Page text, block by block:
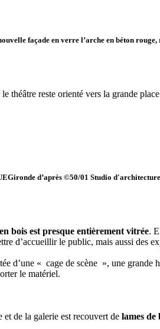
façade en verre l’arche en béton
théâtre reste orienté vers la grande
d’après ©50/01 Studio d'architecture
bois est presque entièrement vitrée.
d’accueillir le public, mais aussi des
d’une « cage de scène », une
le matériel.
et de la galerie est recouvert de lames de